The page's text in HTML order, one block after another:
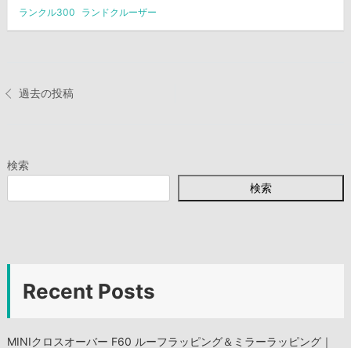
ランクル300
ランドクルーザー
ビ
シ
ョ
過去の投稿
検索
検索
Recent Posts
MINIクロスオーバー F60 ルーフラッピング＆ミラーラッピング｜